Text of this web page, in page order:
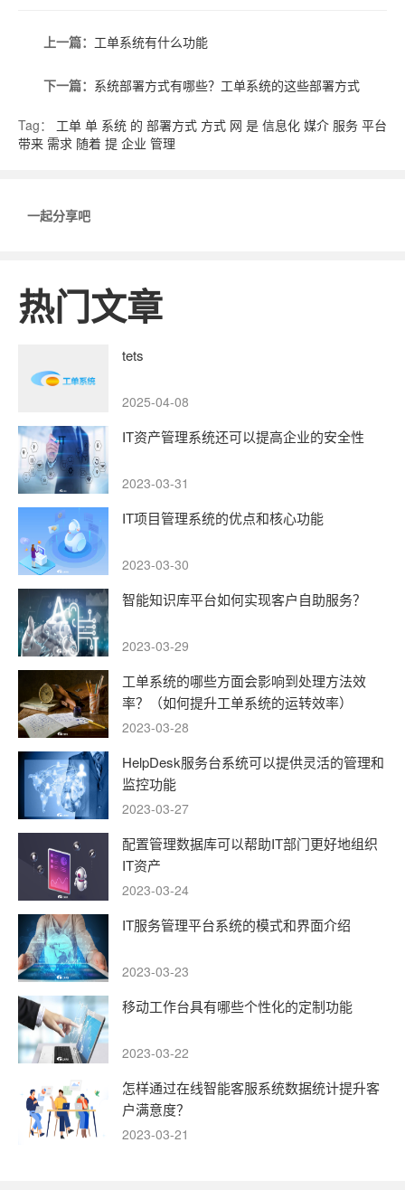
上一篇： 工单系统有什么功能
下一篇： 系统部署方式有哪些？工单系统的这些部署方式
Tag： 工单 单 系统 的 部署方式 方式 网 是 信息化 媒介 服务 平台
带来 需求 随着 提 企业 管理
一起分享吧
热门文章
tets
2025-04-08
IT资产管理系统还可以提高企业的安全性
2023-03-31
IT项目管理系统的优点和核心功能
2023-03-30
智能知识库平台如何实现客户自助服务？
2023-03-29
工单系统的哪些方面会影响到处理方法效
率？（如何提升工单系统的运转效率）
2023-03-28
HelpDesk服务台系统可以提供灵活的管理和
监控功能
2023-03-27
配置管理数据库可以帮助IT部门更好地组织
IT资产
2023-03-24
IT服务管理平台系统的模式和界面介绍
2023-03-23
移动工作台具有哪些个性化的定制功能
2023-03-22
怎样通过在线智能客服系统数据统计提升客
户满意度？
2023-03-21